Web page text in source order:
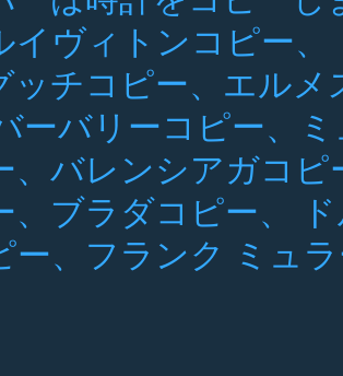
イヴィトンコピー
ッチコピー、エル
ーバリーコピー、
、バレンシアガコ
、ブラダコピー、
ー、フランク ミュ